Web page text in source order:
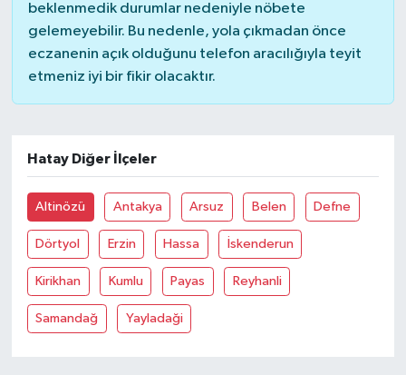
beklenmedik durumlar nedeniyle nöbete
gelemeyebilir. Bu nedenle, yola çıkmadan önce
eczanenin açık olduğunu telefon aracılığıyla teyit
etmeniz iyi bir fikir olacaktır.
Hatay Diğer İlçeler
Altinözü Antakya Arsuz Belen Defne
Dörtyol Erzin Hassa İskenderun
Kirikhan Kumlu Payas Reyhanli
Samandağ Yayladaği
TÜRKİYE'DE TREND HABERLER
ÖZEL HABER